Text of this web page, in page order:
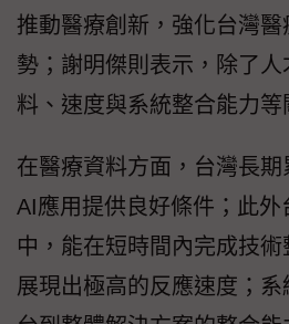
推動醫療創新，強化台灣
勢；謝明傑則表示，除了
料、速度與系統整合能力等
在醫療資料方面，台灣長
AI應用提供良好條件；此外
中，能在短時間內完成技術
展現出極高的反應速度；